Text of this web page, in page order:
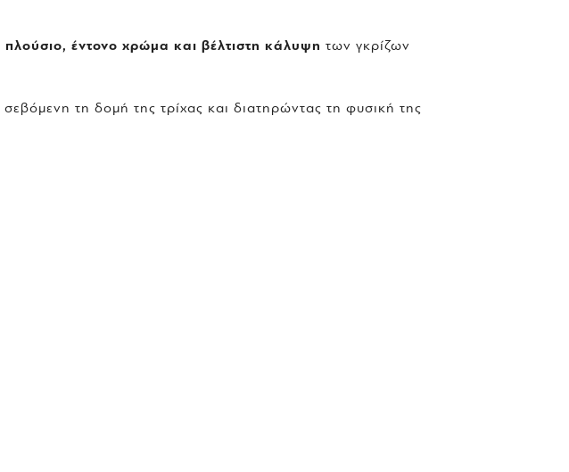
πλούσιο, έντονο χρώμα και βέλτιστη κάλυψη των γκρίζων
σεβόμενη τη δομή της τρίχας και διατηρώντας τη φυσική της